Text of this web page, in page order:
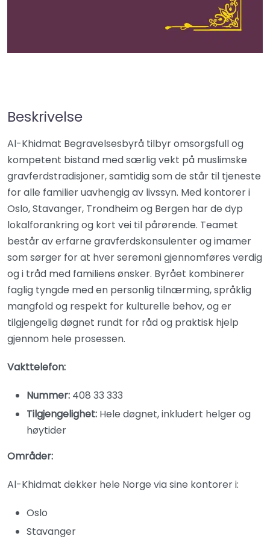
Beskrivelse
Al-Khidmat Begravelsesbyrå tilbyr omsorgsfull og
kompetent bistand med særlig vekt på muslimske
gravferdstradisjoner, samtidig som de står til tjeneste
for alle familier uavhengig av livssyn. Med kontorer i
Oslo, Stavanger, Trondheim og Bergen har de dyp
lokalforankring og kort vei til pårørende. Teamet
består av erfarne gravferdskonsulenter og imamer
som sørger for at hver seremoni gjennomføres verdig
og i tråd med familiens ønsker. Byrået kombinerer
faglig tyngde med en personlig tilnærming, språklig
mangfold og respekt for kulturelle behov, og er
tilgjengelig døgnet rundt for råd og praktisk hjelp
gjennom hele prosessen.
Vakttelefon:
Nummer: 408 33 333
Tilgjengelighet: Hele døgnet, inkludert helger og
høytider
Områder:
Al-Khidmat dekker hele Norge via sine kontorer i:
Oslo
Stavanger